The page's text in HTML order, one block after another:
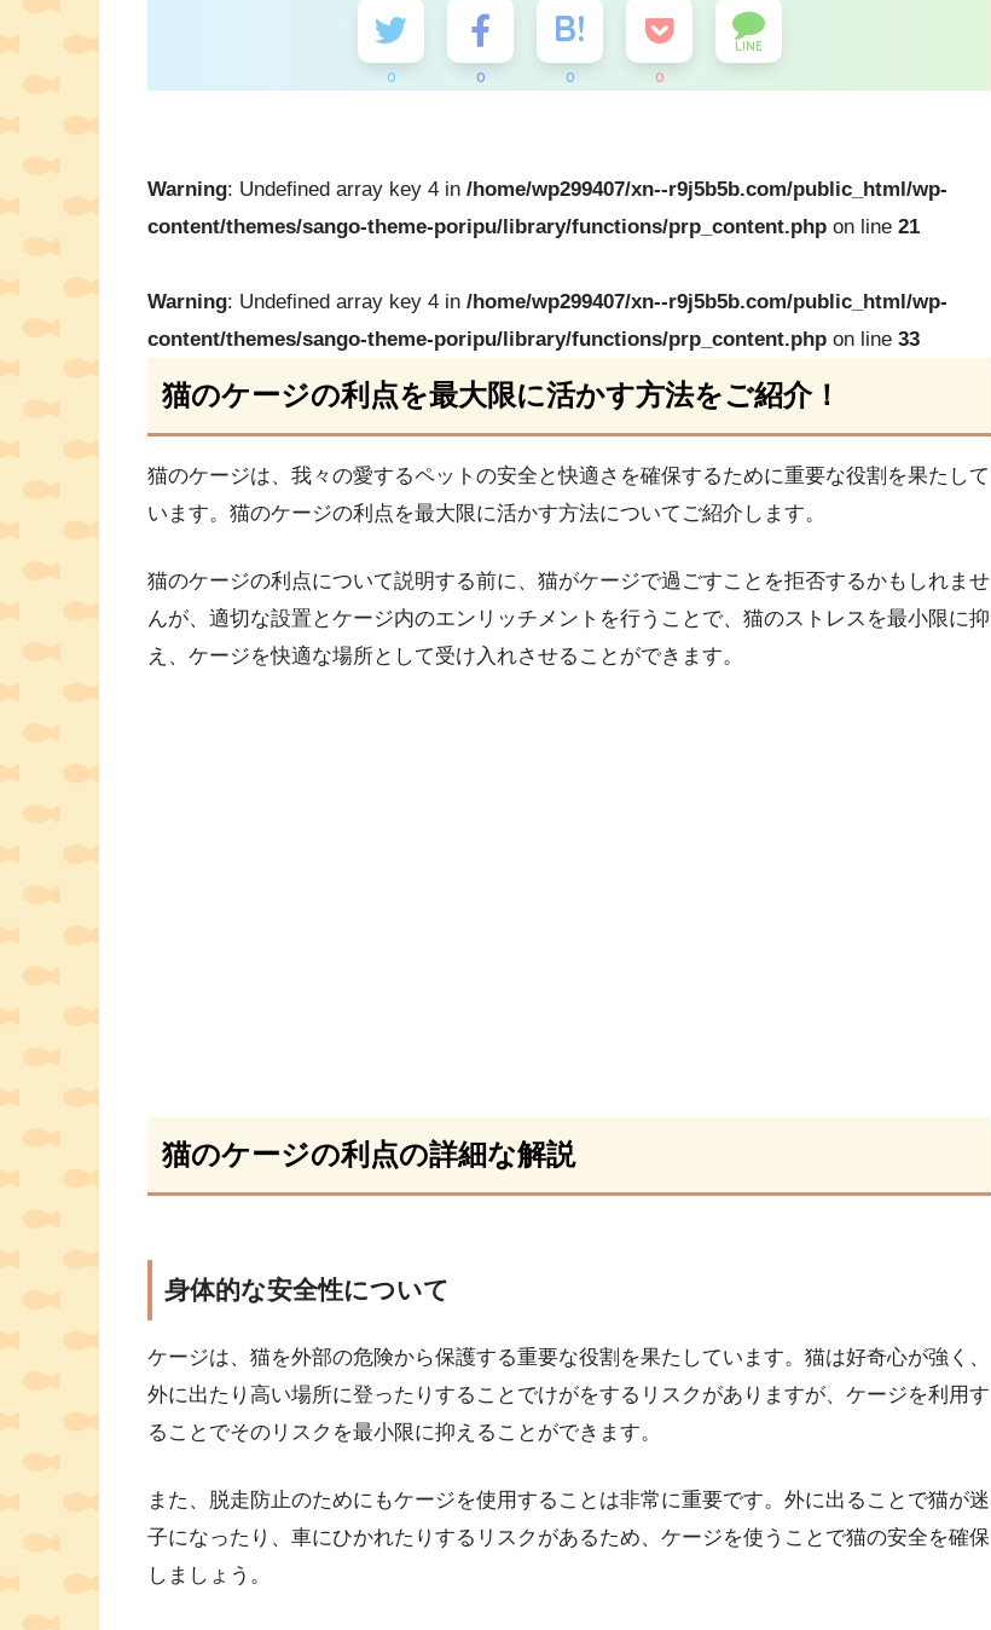
0 0 0 0
LINE
Warning: Undefined array key 4 in /home/wp299407/xn--r9j5b5b.com/public_html/wp-
content/themes/sango-theme-poripu/library/functions/prp_content.php on line 21
Warning: Undefined array key 4 in /home/wp299407/xn--r9j5b5b.com/public_html/wp-
content/themes/sango-theme-poripu/library/functions/prp_content.php on line 33
猫のケージの利点を最大限に活かす方法をご紹介！
猫のケージは、我々の愛するペットの安全と快適さを確保するために重要な役割を果たして
います。猫のケージの利点を最大限に活かす方法についてご紹介します。
猫のケージの利点について説明する前に、猫がケージで過ごすことを拒否するかもしれませ
んが、適切な設置とケージ内のエンリッチメントを行うことで、猫のストレスを最小限に抑
え、ケージを快適な場所として受け入れさせることができます。
猫のケージの利点の詳細な解説
身体的な安全性について
ケージは、猫を外部の危険から保護する重要な役割を果たしています。猫は好奇心が強く、
外に出たり高い場所に登ったりすることでけがをするリスクがありますが、ケージを利用す
ることでそのリスクを最小限に抑えることができます。
また、脱走防止のためにもケージを使用することは非常に重要です。外に出ることで猫が迷
子になったり、車にひかれたりするリスクがあるため、ケージを使うことで猫の安全を確保
しましょう。